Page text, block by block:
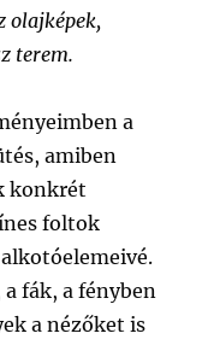
olajképek,
terem.
a
amiben
konkrét
foltok
fák, a fényben
a nézőket is